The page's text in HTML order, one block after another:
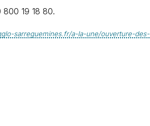
800 19 18 80.
sarreguemines.fr/a-la-une/ouverture-des-